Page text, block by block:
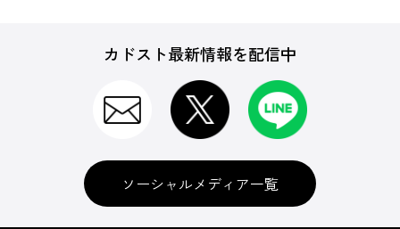
カドスト最新情報を配信中
ソーシャルメディア一覧